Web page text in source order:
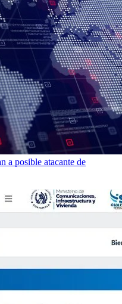
a posible atacante de